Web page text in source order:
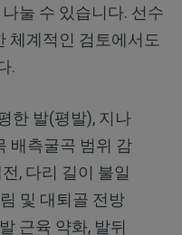
눌 수 있습니다. 선수
체계적인 검토에서도
.
한 발(평발), 지나
배측굴곡 범위 감
, 다리 길이 불일
및 대퇴골 전방
근육 약화, 발뒤